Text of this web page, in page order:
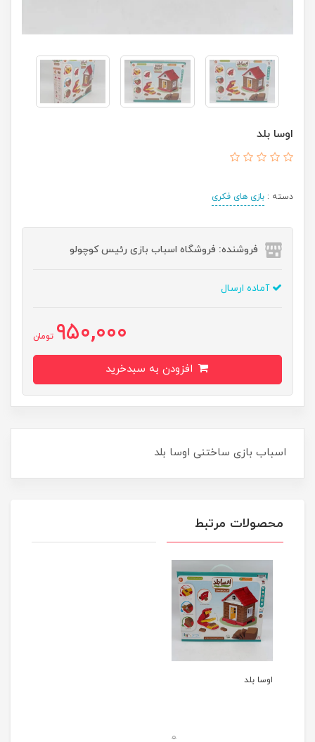
اوسا بلد
دسته : بازی های فکری
فروشنده: فروشگاه اسباب بازی رئیس کوچولو
آماده ارسال
950,000 تومان
اسباب بازی ساختنی اوسا بلد
محصولات مرتبط
اوسا بلد
0